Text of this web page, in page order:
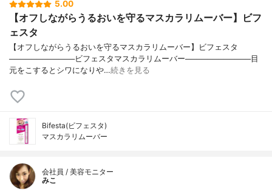
5.00
【オフしながらうるおいを守るマスカラリムーバー】ビフ
ェスタ
【オフしながらうるおいを守るマスカラリムーバー】ビフェスタ
────────────ビフェスタマスカラリムーバー────────────目
元をこするとシワになりや…続きを見る
Bifesta(ビフェスタ)
マスカラリムーバー
会社員 / 美容モニター
みこ